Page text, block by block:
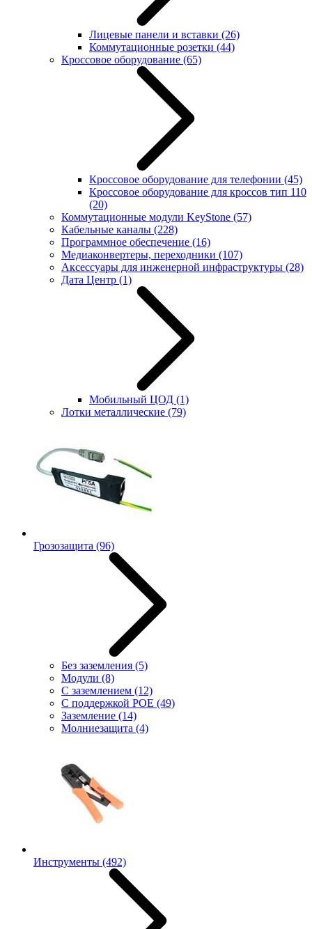
Лицевые панели и вставки (26)
Коммутационные розетки (44)
Кроссовое оборудование (65)
Кроссовое оборудование для телефонии (45)
Кроссовое оборудование для кроссов тип 110
(20)
Коммутационные модули KeyStone (57)
Кабельные каналы (228)
Программное обеспечение (16)
Медиаконвертеры, переходники (107)
Аксессуары для инженерной инфраструктуры (28)
Дата Центр (1)
Мобильный ЦОД (1)
Лотки металлические (79)
Грозозащита (96)
Без заземления (5)
Модули (8)
С заземлением (12)
С поддержкой POE (49)
Заземление (14)
Молниезащита (4)
Инструменты (492)